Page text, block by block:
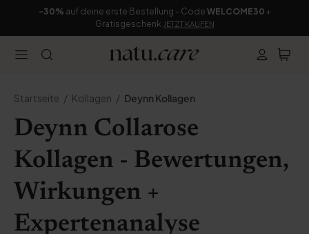
-30% auf deine erste Bestellung - Code WELCOME30 +
Gratisgeschenk JETZT KAUFEN
Startseite Kollagen Deynn Kollagen
Deynn Collarose
Kollagen - Bewertungen,
Wirkungen +
Expertenanalyse